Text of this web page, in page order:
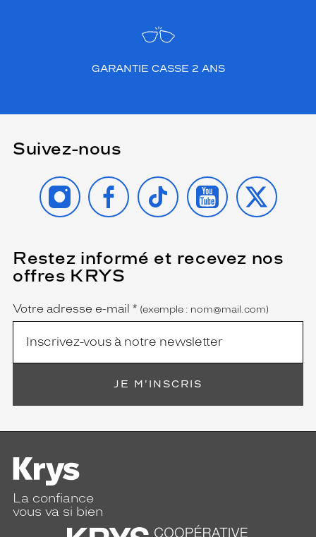
GARANTIE CASSE 2 ANS
Suivez-nous
INSTAGRAMFACEBOOK
TIKTOK YOUTUBE
X
Restez informé et recevez nos
offres KRYS
Name
Votre adresse e-mail *
(Ce
champ
est
obligatoire)
(exemple : nom@mail.com)
JE M'INSCRIS
La confiance
vous va si bien